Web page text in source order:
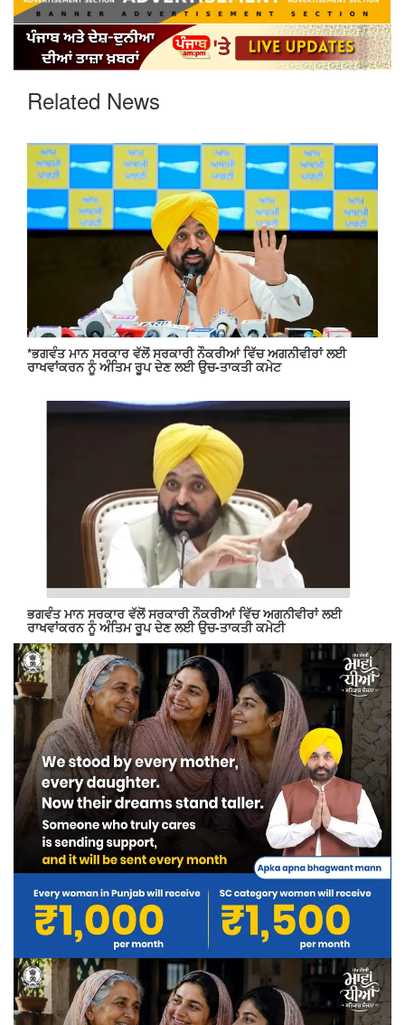
Related News
*ਭਗਵੰਤ ਮਾਨ ਸਰਕਾਰ ਵੱਲੋਂ ਸਰਕਾਰੀ ਨੌਕਰੀਆਂ ਵਿੱਚ ਅਗਨੀਵੀਰਾਂ ਲਈ
ਰਾਖਵਾਂਕਰਨ ਨੂੰ ਅੰਤਿਮ ਰੂਪ ਦੇਣ ਲਈ ਉਚ-ਤਾਕਤੀ ਕਮੇਟ
ਭਗਵੰਤ ਮਾਨ ਸਰਕਾਰ ਵੱਲੋਂ ਸਰਕਾਰੀ ਨੌਕਰੀਆਂ ਵਿੱਚ ਅਗਨੀਵੀਰਾਂ ਲਈ
ਰਾਖਵਾਂਕਰਨ ਨੂੰ ਅੰਤਿਮ ਰੂਪ ਦੇਣ ਲਈ ਉਚ-ਤਾਕਤੀ ਕਮੇਟੀ